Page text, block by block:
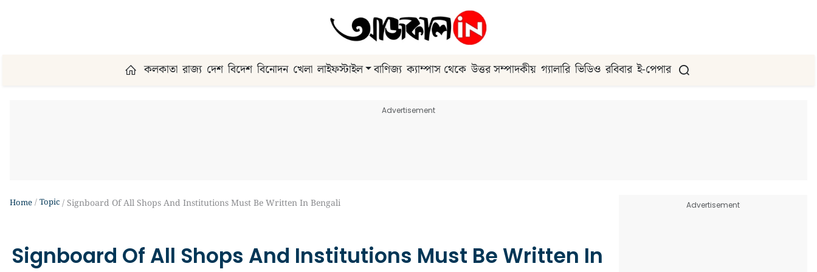
কলকাতা রাজ্য দেশ বিদেশ বিনোদন খেলা লাইফস্টাইল বাণিজ্য ক্যাম্পাস থেকে উত্তর সম্পাদকীয় গ্যালারি ভিডিও রবিবার ই-পেপার
Advertisement
Home Topic Signboard Of All Shops And Institutions Must Be Written In Bengali
Signboard Of All Shops And Institutions Must Be Written In
Advertisement